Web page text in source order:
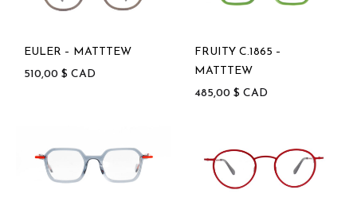
EULER – MATTTEW
510,00 $ CAD
FRUITY C.1865 –
MATTTEW
485,00 $ CAD